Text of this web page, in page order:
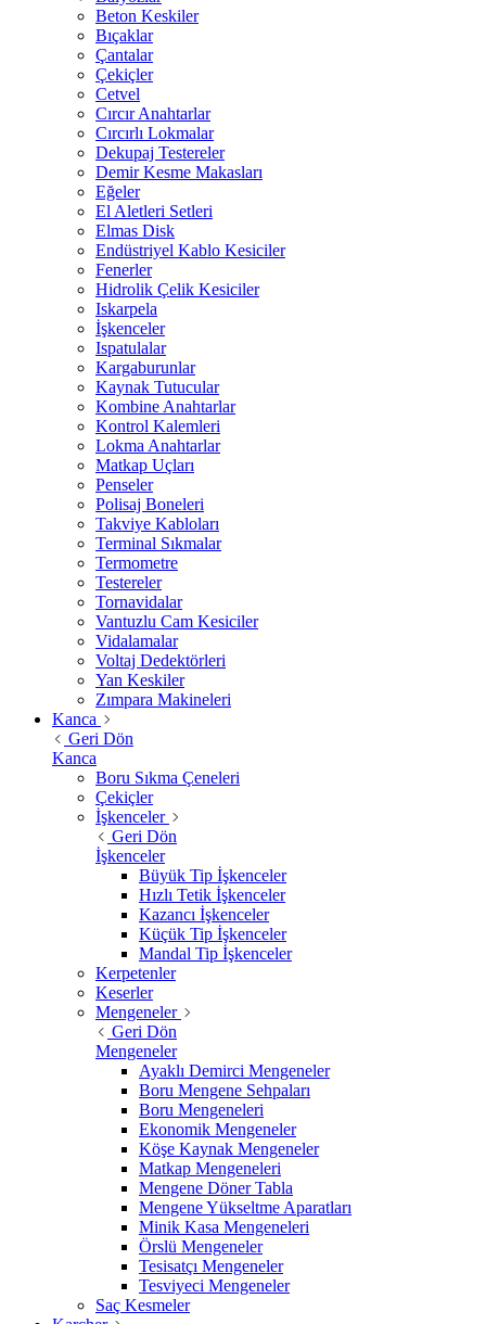
Beton Keskiler
Bıçaklar
Çantalar
Çekiçler
Cetvel
Cırcır Anahtarlar
Cırcırlı Lokmalar
Dekupaj Testereler
Demir Kesme Makasları
Eğeler
El Aletleri Setleri
Elmas Disk
Endüstriyel Kablo Kesiciler
Fenerler
Hidrolik Çelik Kesiciler
Iskarpela
İşkenceler
Ispatulalar
Kargaburunlar
Kaynak Tutucular
Kombine Anahtarlar
Kontrol Kalemleri
Lokma Anahtarlar
Matkap Uçları
Penseler
Polisaj Boneleri
Takviye Kabloları
Terminal Sıkmalar
Termometre
Testereler
Tornavidalar
Vantuzlu Cam Kesiciler
Vidalamalar
Voltaj Dedektörleri
Yan Keskiler
Zımpara Makineleri
Kanca
Geri Dön
Kanca
Boru Sıkma Çeneleri
Çekiçler
İşkenceler
Geri Dön
İşkenceler
Büyük Tip İşkenceler
Hızlı Tetik İşkenceler
Kazancı İşkenceler
Küçük Tip İşkenceler
Mandal Tip İşkenceler
Kerpetenler
Keserler
Mengeneler
Geri Dön
Mengeneler
Ayaklı Demirci Mengeneler
Boru Mengene Sehpaları
Boru Mengeneleri
Ekonomik Mengeneler
Köşe Kaynak Mengeneler
Matkap Mengeneleri
Mengene Döner Tabla
Mengene Yükseltme Aparatları
Minik Kasa Mengeneleri
Örslü Mengeneler
Tesisatçı Mengeneler
Tesviyeci Mengeneler
Saç Kesmeler